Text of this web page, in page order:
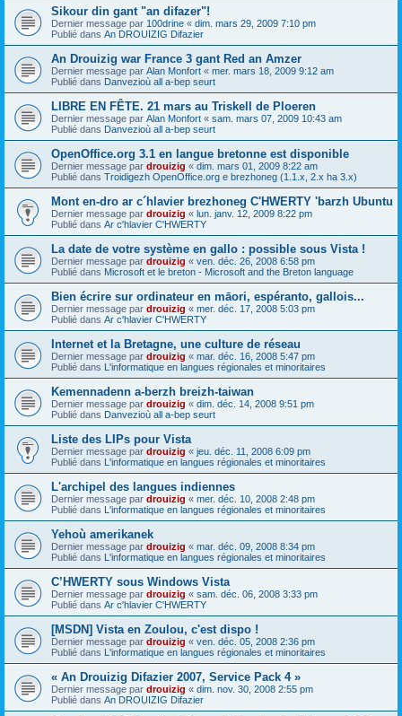
Sikour din gant "an difazer"!
Dernier message par 100drine « dim. mars 29, 2009 7:10 pm
Publié dans An DROUIZIG Difazier
An Drouizig war France 3 gant Red an Amzer
Dernier message par Alan Monfort « mer. mars 18, 2009 9:12 am
Publié dans Danvezioù all a-bep seurt
LIBRE EN FÊTE. 21 mars au Triskell de Ploeren
Dernier message par Alan Monfort « sam. mars 07, 2009 10:43 am
Publié dans Danvezioù all a-bep seurt
OpenOffice.org 3.1 en langue bretonne est disponible
Dernier message par drouizig « dim. mars 01, 2009 8:22 am
Publié dans Troidigezh OpenOffice.org e brezhoneg (1.1.x, 2.x ha 3.x)
Mont en-dro ar c´hlavier brezhoneg C'HWERTY 'barzh Ubuntu
Dernier message par drouizig « lun. janv. 12, 2009 8:22 pm
Publié dans Ar c'hlavier C'HWERTY
La date de votre système en gallo : possible sous Vista !
Dernier message par drouizig « ven. déc. 26, 2008 6:58 pm
Publié dans Microsoft et le breton - Microsoft and the Breton language
Bien écrire sur ordinateur en māori, espéranto, gallois...
Dernier message par drouizig « mer. déc. 17, 2008 5:03 pm
Publié dans Ar c'hlavier C'HWERTY
Internet et la Bretagne, une culture de réseau
Dernier message par drouizig « mar. déc. 16, 2008 5:47 pm
Publié dans L'informatique en langues régionales et minoritaires
Kemennadenn a-berzh breizh-taiwan
Dernier message par drouizig « dim. déc. 14, 2008 9:51 pm
Publié dans Danvezioù all a-bep seurt
Liste des LIPs pour Vista
Dernier message par drouizig « jeu. déc. 11, 2008 6:09 pm
Publié dans L'informatique en langues régionales et minoritaires
L'archipel des langues indiennes
Dernier message par drouizig « mer. déc. 10, 2008 2:48 pm
Publié dans L'informatique en langues régionales et minoritaires
Yehoù amerikanek
Dernier message par drouizig « mar. déc. 09, 2008 8:34 pm
Publié dans L'informatique en langues régionales et minoritaires
C’HWERTY sous Windows Vista
Dernier message par drouizig « sam. déc. 06, 2008 3:33 pm
Publié dans Ar c'hlavier C'HWERTY
[MSDN] Vista en Zoulou, c'est dispo !
Dernier message par drouizig « ven. déc. 05, 2008 2:36 pm
Publié dans L'informatique en langues régionales et minoritaires
« An Drouizig Difazier 2007, Service Pack 4 »
Dernier message par drouizig « dim. nov. 30, 2008 2:55 pm
Publié dans An DROUIZIG Difazier